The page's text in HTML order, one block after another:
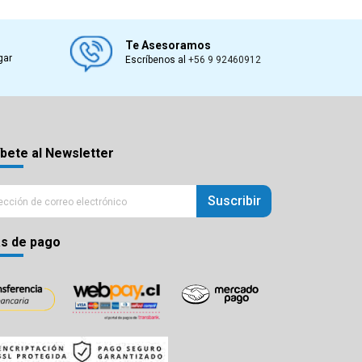
Te Asesoramos
Escríbenos al+56 9 92460912
al Newsletter
Suscribir
de pago